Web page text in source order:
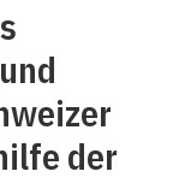
der